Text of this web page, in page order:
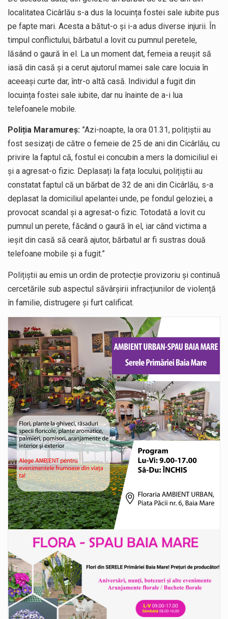
localitatea Cicârlău s-a dus la locuința fostei sale iubite pus
pe fapte mari. Acesta a bătut-o și i-a adus diverse injurii. În
timpul conflictului, bărbatul a lovit cu pumnul peretele,
lăsând o gaură în el. La un moment dat, femeia a reușit să
iasă din casă și a cerut ajutorul mamei sale care locuia în
aceeași curte dar, într-o altă casă. Individul a fugit din
locuința fostei sale iubite, dar nu înainte de a-i lua
telefoanele mobile.
Poliția Maramureș: ”Azi-noapte, la ora 01.31, polițiștii au
fost sesizați de către o femeie de 25 de ani din Cicârlău, cu
privire la faptul că, fostul ei concubin a mers la domiciliul ei
și a agresat-o fizic. Deplasați la fața locului, polițiștii au
constatat faptul că un bărbat de 32 de ani din Cicârlău, s-a
deplasat la domiciliul apelantei unde, pe fondul geloziei, a
provocat scandal și a agresat-o fizic. Totodată a lovit cu
pumnul un perete, făcând o gaură în el, iar când victima a
ieșit din casă să ceară ajutor, bărbatul ar fi sustras două
telefoane mobile și a fugit.”
Polițiștii au emis un ordin de protecție provizoriu și continuă
cercetările sub aspectul săvârşirii infracțiunilor de violență
în familie, distrugere și furt calificat.